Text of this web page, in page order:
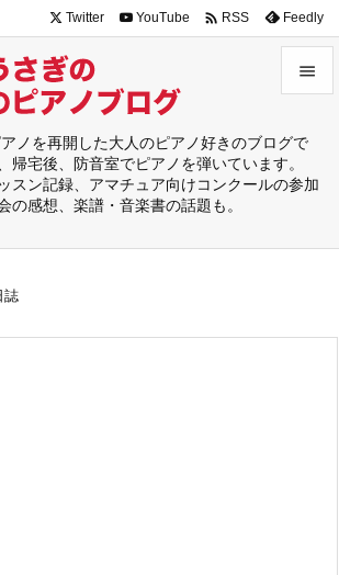
ノを再開した大人のピアノ好きのブログで
帰宅後、防音室でピアノを弾いています。
スン記録、アマチュア向けコンクールの参加
の感想、楽譜・音楽書の話題も。

メニュ

サイド
前へ

Twitter YouTube  RSS Feedly
誌